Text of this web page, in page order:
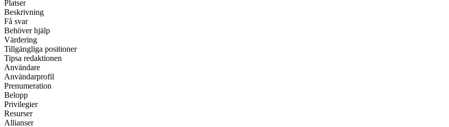
Platser
Beskrivning
Få svar
Behöver hjälp
Värdering
Tillgängliga positioner
Tipsa redaktionen
Användare
Användarprofil
Prenumeration
Belopp
Privilegier
Resurser
Allianser